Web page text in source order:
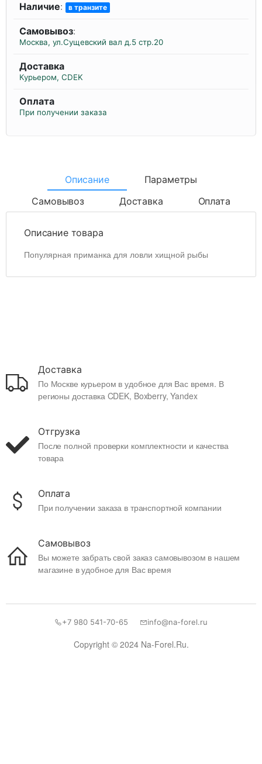
Наличие: в транзите
Самовывоз:
Москва, ул.Сущевский вал д.5 стр.20
Доставка
Курьером, CDEK
Оплата
При получении заказа
Описание
Параметры
Самовывоз
Доставка Оплата
Описание товара
Популярная приманка для ловли хищной рыбы
Доставка
По Москве курьером в удобное для Вас время. В
регионы доставка CDEK, Boxberry, Yandex
Отгрузка
После полной проверки комплектности и качества
товара
Оплата
При получении заказа в транспортной компании
Самовывоз
Вы можете забрать свой заказ самовывозом в нашем
магазине в удобное для Вас время
Copyright © 2024 Na-Forel.Ru.
+7 980 541-70-65 info@na-forel.ru